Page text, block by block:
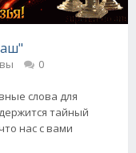
0
слова для
тайный
нас с вами